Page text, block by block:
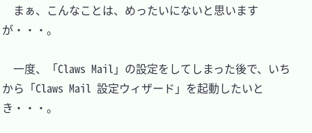
まぁ、こんなことは、めったいにないと思います
が・・・。
一度、「Claws Mail」の設定をしてしまった後で、いち
から「Claws Mail 設定ウィザード」を起動したいと
き・・・。